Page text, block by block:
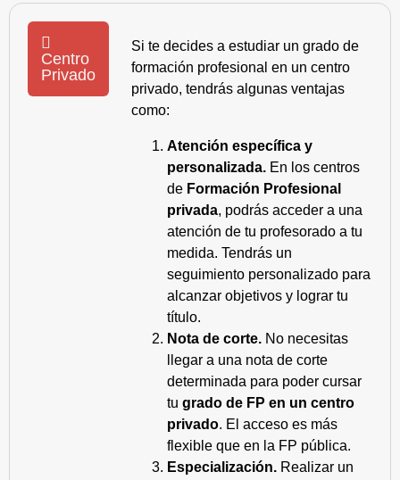
Centro
Privado
Si te decides a estudiar un grado de
formación profesional en un centro
privado, tendrás algunas ventajas
como:
Atención específica y
personalizada. En los centros
de Formación Profesional
privada, podrás acceder a una
atención de tu profesorado a tu
medida. Tendrás un
seguimiento personalizado para
alcanzar objetivos y lograr tu
título.
Nota de corte. No necesitas
llegar a una nota de corte
determinada para poder cursar
tu grado de FP en un centro
privado. El acceso es más
flexible que en la FP pública.
Especialización. Realizar un